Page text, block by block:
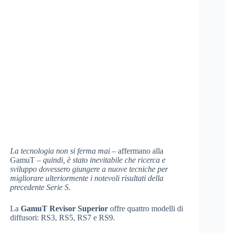
La tecnologia non si ferma mai – affermano alla
GamuT – quindi, è stato inevitabile che ricerca e
sviluppo dovessero giungere a nuove tecniche per
migliorare ulteriormente i notevoli risultati della
precedente Serie S.
La GamuT Revisor Superior offre quattro modelli di
diffusori: RS3, RS5, RS7 e RS9.